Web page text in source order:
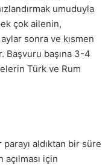
umuduyla
çok ailenin,
aylar sonra ve kısmen
başına 3-4
Türk ve Rum
aldıktan bir süre
için